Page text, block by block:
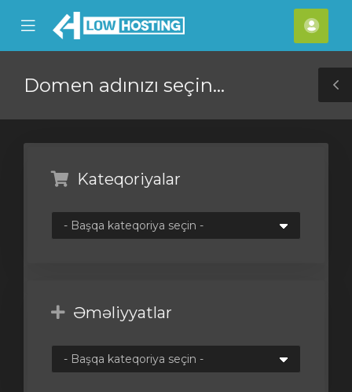
Mobile
Menu
Domen adınızı seçin...
Kateqoriyalar
Əməliyyatlar